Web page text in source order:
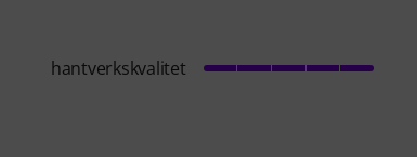
hantverkskvalitet